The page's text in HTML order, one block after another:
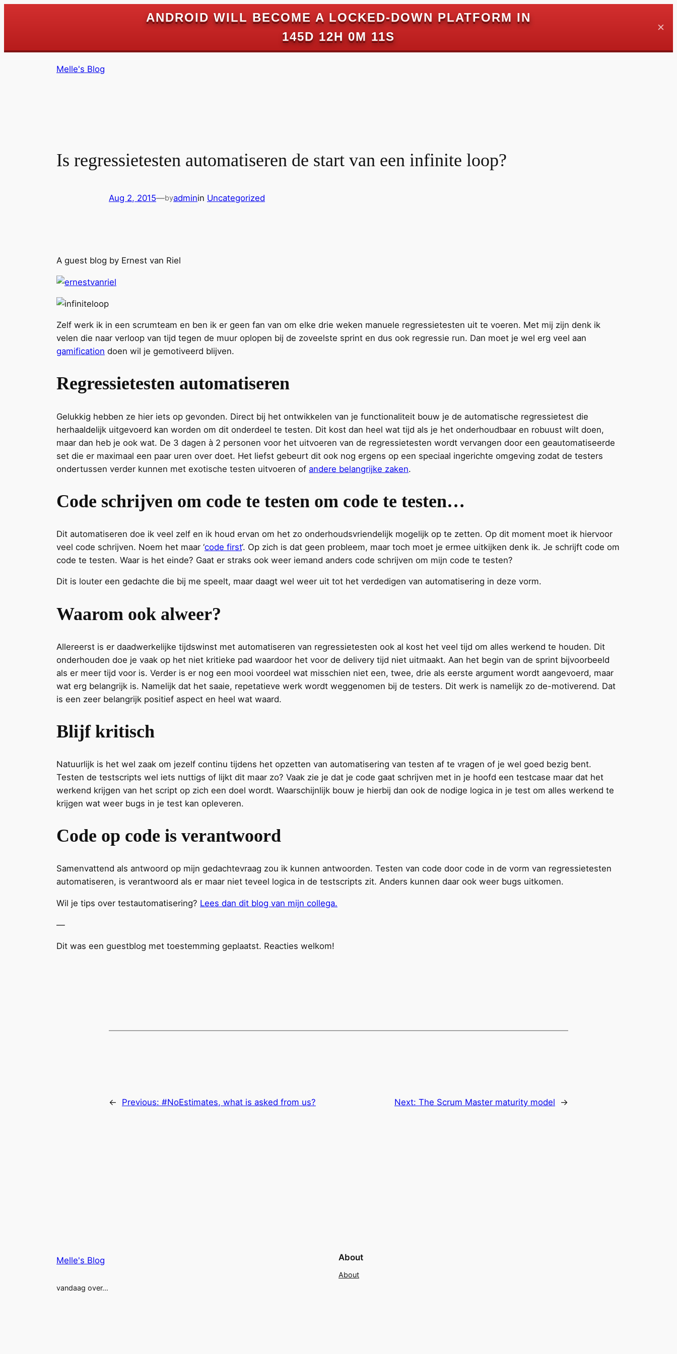
ANDROID WILL BECOME A LOCKED-DOWN PLATFORM IN
145D 12H 0M 11S
✕
Melle's Blog
Is regressietesten automatiseren de start van een infinite loop?
Aug 2, 2015—byadminin Uncategorized
A guest blog by Ernest van Riel
Zelf werk ik in een scrumteam en ben ik er geen fan van om elke drie weken manuele regressietesten uit te voeren. Met mij zijn denk ik
velen die naar verloop van tijd tegen de muur oplopen bij de zoveelste sprint en dus ook regressie run. Dan moet je wel erg veel aan
gamification doen wil je gemotiveerd blijven.
Regressietesten automatiseren
Gelukkig hebben ze hier iets op gevonden. Direct bij het ontwikkelen van je functionaliteit bouw je de automatische regressietest die
herhaaldelijk uitgevoerd kan worden om dit onderdeel te testen. Dit kost dan heel wat tijd als je het onderhoudbaar en robuust wilt doen,
maar dan heb je ook wat. De 3 dagen à 2 personen voor het uitvoeren van de regressietesten wordt vervangen door een geautomatiseerde
set die er maximaal een paar uren over doet. Het liefst gebeurt dit ook nog ergens op een speciaal ingerichte omgeving zodat de testers
ondertussen verder kunnen met exotische testen uitvoeren of andere belangrijke zaken.
Code schrijven om code te testen om code te testen…
Dit automatiseren doe ik veel zelf en ik houd ervan om het zo onderhoudsvriendelijk mogelijk op te zetten. Op dit moment moet ik hiervoor
veel code schrijven. Noem het maar ‘code first‘. Op zich is dat geen probleem, maar toch moet je ermee uitkijken denk ik. Je schrijft code om
code te testen. Waar is het einde? Gaat er straks ook weer iemand anders code schrijven om mijn code te testen?
Dit is louter een gedachte die bij me speelt, maar daagt wel weer uit tot het verdedigen van automatisering in deze vorm.
Waarom ook alweer?
Allereerst is er daadwerkelijke tijdswinst met automatiseren van regressietesten ook al kost het veel tijd om alles werkend te houden. Dit
onderhouden doe je vaak op het niet kritieke pad waardoor het voor de delivery tijd niet uitmaakt. Aan het begin van de sprint bijvoorbeeld
als er meer tijd voor is. Verder is er nog een mooi voordeel wat misschien niet een, twee, drie als eerste argument wordt aangevoerd, maar
wat erg belangrijk is. Namelijk dat het saaie, repetatieve werk wordt weggenomen bij de testers. Dit werk is namelijk zo de-motiverend. Dat
is een zeer belangrijk positief aspect en heel wat waard.
Blijf kritisch
Natuurlijk is het wel zaak om jezelf continu tijdens het opzetten van automatisering van testen af te vragen of je wel goed bezig bent.
Testen de testscripts wel iets nuttigs of lijkt dit maar zo? Vaak zie je dat je code gaat schrijven met in je hoofd een testcase maar dat het
werkend krijgen van het script op zich een doel wordt. Waarschijnlijk bouw je hierbij dan ook de nodige logica in je test om alles werkend te
krijgen wat weer bugs in je test kan opleveren.
Code op code is verantwoord
Samenvattend als antwoord op mijn gedachtevraag zou ik kunnen antwoorden. Testen van code door code in de vorm van regressietesten
automatiseren, is verantwoord als er maar niet teveel logica in de testscripts zit. Anders kunnen daar ook weer bugs uitkomen.
Wil je tips over testautomatisering? Lees dan dit blog van mijn collega.
—
Dit was een guestblog met toestemming geplaatst. Reacties welkom!
← Previous: #NoEstimates, what is asked from us? Next: The Scrum Master maturity model →
Melle's Blog
vandaag over…
About
About